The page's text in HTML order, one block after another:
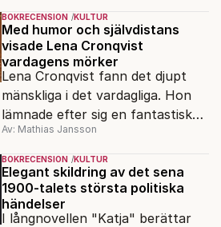
liberalismen komma tillbaka?
BOKRECENSION KULTUR
Med humor och självdistans
visade Lena Cronqvist
vardagens mörker
Lena Cronqvist fann det djupt
mänskliga i det vardagliga. Hon
lämnade efter sig en fantastisk
bildskatt. En ny visuell biografi
visar oss hennes inre värld.
Av: Mathias Jansson
BOKRECENSION KULTUR
Elegant skildring av det sena
1900-talets största politiska
händelser
I långnovellen "Katja" berättar